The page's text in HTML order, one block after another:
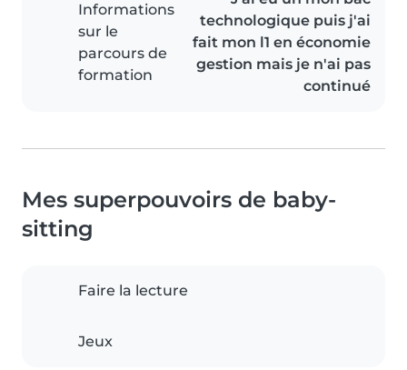
Informations
sur le
parcours de
formation
technologique puis j'ai
fait mon l1 en économie
gestion mais je n'ai pas
continué
Mes superpouvoirs de baby-
sitting
Faire la lecture
Jeux